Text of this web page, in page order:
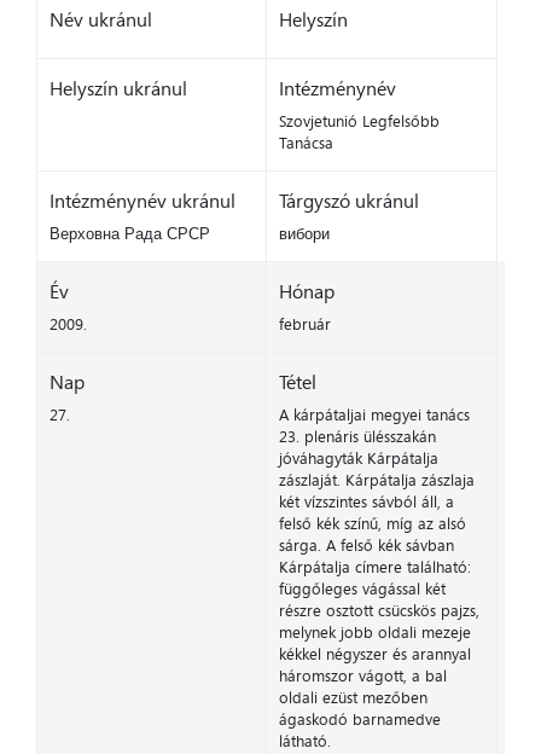
Név ukránul Helyszín
Helyszín ukránul Intézménynév
Szovjetunió Legfelsőbb
Tanácsa
Intézménynév ukránul
Верховна Рада СРСР
Tárgyszó ukránul
вибори
Év
2009.
Hónap
február
Nap
27.
Tétel
A kárpátaljai megyei tanács
23. plenáris ülésszakán
jóváhagyták Kárpátalja
zászlaját. Kárpátalja zászlaja
két vízszintes sávból áll, a
felső kék színű, míg az alsó
sárga. A felső kék sávban
Kárpátalja címere található:
függőleges vágással két
részre osztott csücskös pajzs,
melynek jobb oldali mezeje
kékkel négyszer és arannyal
háromszor vágott, a bal
oldali ezüst mezőben
ágaskodó barnamedve
látható.